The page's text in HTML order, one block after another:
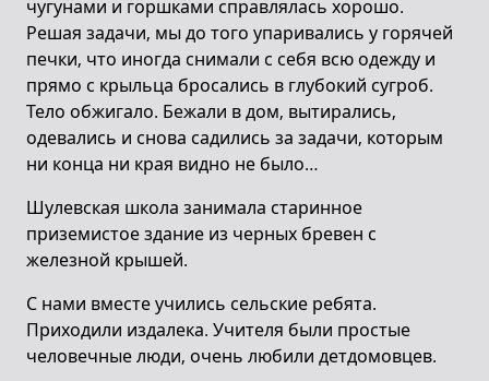
чугунами и горшками справлялась хорошо.
Решая задачи, мы до того упаривались у горячей
печки, что иногда снимали с себя всю одежду и
прямо с крыльца бросались в глубокий сугроб.
Тело обжигало. Бежали в дом, вытирались,
одевались и снова садились за задачи, которым
ни конца ни края видно не было…
Шулевская школа занимала старинное
приземистое здание из черных бревен с
железной крышей.
С нами вместе учились сельские ребята.
Приходили издалека. Учителя были простые
человечные люди, очень любили детдомовцев.